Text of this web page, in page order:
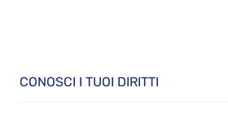
CONOSCI I TUOI DIRITTI